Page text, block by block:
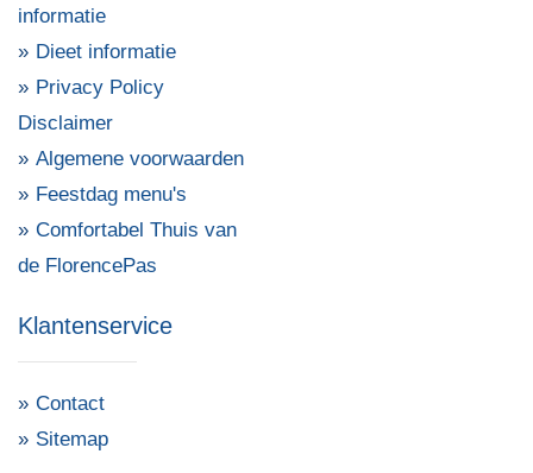
informatie
Dieet informatie
Privacy Policy
Disclaimer
Algemene voorwaarden
Feestdag menu's
Comfortabel Thuis van
de FlorencePas
Klantenservice
Contact
Sitemap